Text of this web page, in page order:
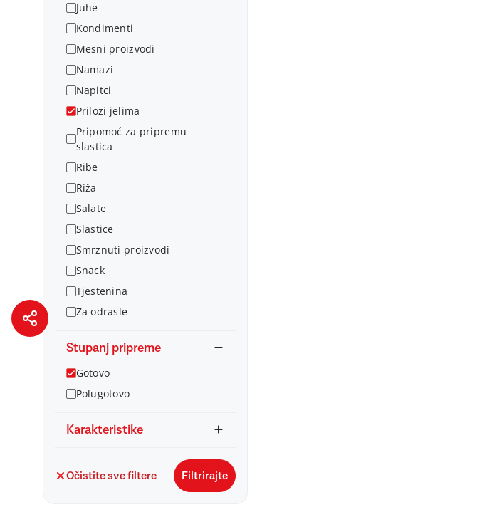
Juhe
Kondimenti
Mesni proizvodi
Namazi
Napitci
Prilozi jelima
Pripomoć za pripremu
slastica
Ribe
Riža
Salate
Slastice
Smrznuti proizvodi
Snack
Tjestenina
Za odrasle
Stupanj pripreme
Gotovo
Polugotovo
Karakteristike
Očistite sve filtere Filtrirajte